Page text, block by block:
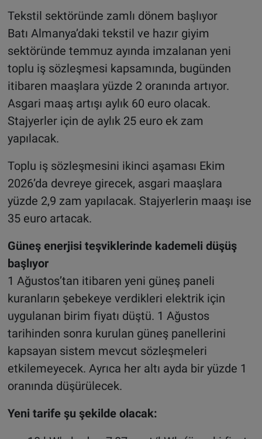
Tekstil sektöründe zamlı dönem başlıyor
Batı Almanya’daki tekstil ve hazır giyim
sektöründe temmuz ayında imzalanan yeni
toplu iş sözleşmesi kapsamında, bugünden
itibaren maaşlara yüzde 2 oranında artıyor.
Asgari maaş artışı aylık 60 euro olacak.
Stajyerler için de aylık 25 euro ek zam
yapılacak.
Toplu iş sözleşmesini ikinci aşaması Ekim
2026’da devreye girecek, asgari maaşlara
yüzde 2,9 zam yapılacak. Stajyerlerin maaşı ise
35 euro artacak.
Güneş enerjisi teşviklerinde kademeli düşüş
başlıyor
1 Ağustos’tan itibaren yeni güneş paneli
kuranların şebekeye verdikleri elektrik için
uygulanan birim fiyatı düştü. 1 Ağustos
tarihinden sonra kurulan güneş panellerini
kapsayan sistem mevcut sözleşmeleri
etkilemeyecek. Ayrıca her altı ayda bir yüzde 1
oranında düşürülecek.
Yeni tarife şu şekilde olacak: